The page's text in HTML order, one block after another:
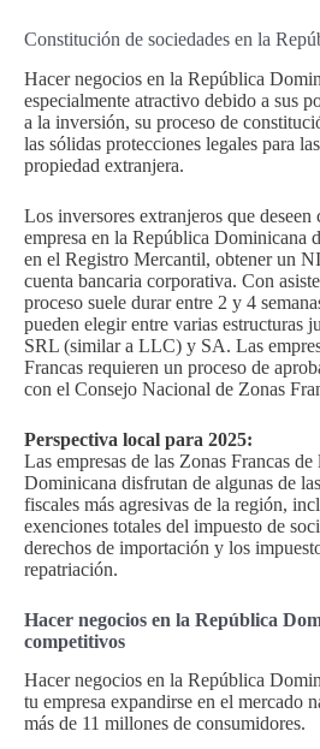
Constitución de sociedades en la
Hacer negocios en la República
especialmente atractivo debido a sus
a la inversión, su proceso de
las sólidas protecciones legales para
propiedad extranjera.
Los inversores extranjeros que deseen
empresa en la República Dominicana
en el Registro Mercantil, obtener un
cuenta bancaria corporativa. Con
proceso suele durar entre 2 y 4
pueden elegir entre varias estructuras
SRL (similar a LLC) y SA. Las
Francas requieren un proceso de
con el Consejo Nacional de Zonas
Perspectiva local para 2025:
Las empresas de las Zonas Francas
Dominicana disfrutan de algunas de
fiscales más agresivas de la región,
exenciones totales del impuesto de
derechos de importación y los
repatriación.
Hacer negocios en la República
competitivos
Hacer negocios en la República
tu empresa expandirse en el mercado
más de 11 millones de consumidores.